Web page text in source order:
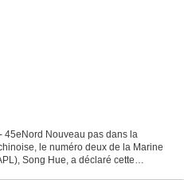
45eNord Nouveau pas dans la
le numéro deux de la Marine
Song Hue, a déclaré cette